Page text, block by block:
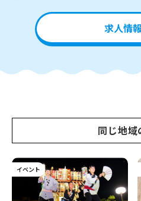
求人情
同じ地域
イベント